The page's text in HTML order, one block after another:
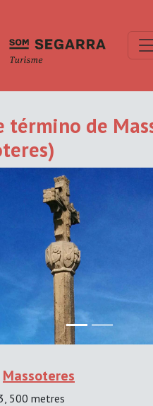
término de
Massoteres
500 metres